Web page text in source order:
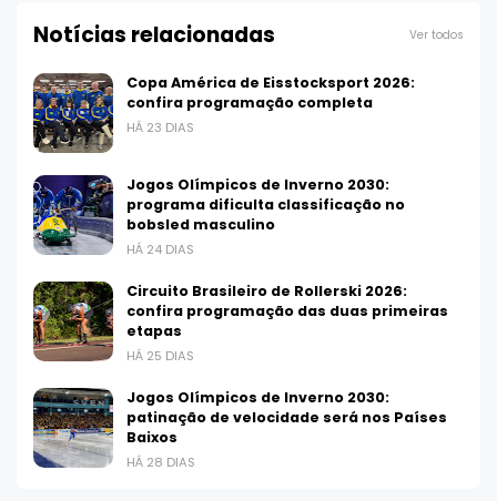
Notícias relacionadas Ver todos
Copa América de Eisstocksport 2026:
confira programação completa
HÁ 23 DIAS
Jogos Olímpicos de Inverno 2030:
programa dificulta classificação no
bobsled masculino
HÁ 24 DIAS
Circuito Brasileiro de Rollerski 2026:
confira programação das duas primeiras
etapas
HÁ 25 DIAS
Jogos Olímpicos de Inverno 2030:
patinação de velocidade será nos Países
Baixos
HÁ 28 DIAS